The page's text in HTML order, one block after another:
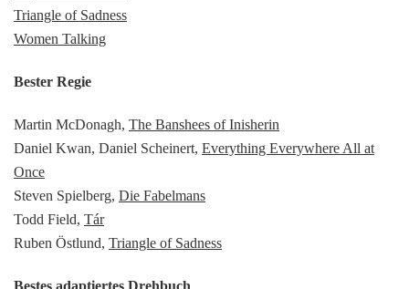
Triangle of Sadness
Women Talking
Bester Regie
Martin McDonagh, The Banshees of Inisherin
Daniel Kwan, Daniel Scheinert, Everything Everywhere All at
Once
Steven Spielberg, Die Fabelmans
Todd Field, Tár
Ruben Östlund, Triangle of Sadness
Bestes adaptiertes Drehbuch